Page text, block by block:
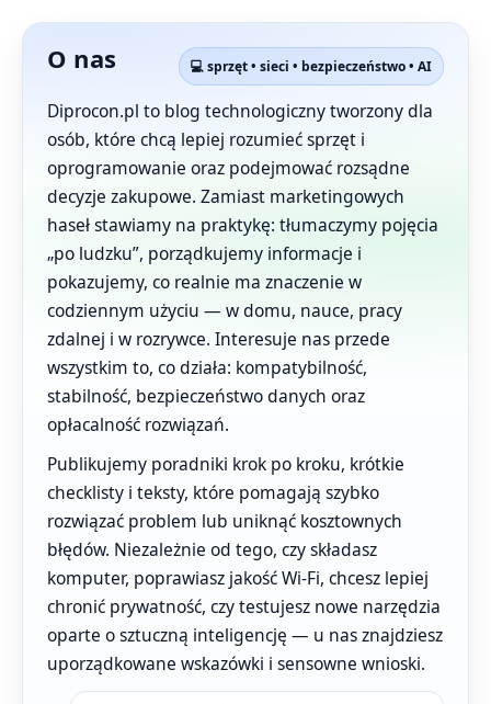
O nas 💻 sprzęt • sieci • bezpieczeństwo • AI
Diprocon.pl to blog technologiczny tworzony dla
osób, które chcą lepiej rozumieć sprzęt i
oprogramowanie oraz podejmować rozsądne
decyzje zakupowe. Zamiast marketingowych
haseł stawiamy na praktykę: tłumaczymy pojęcia
„po ludzku”, porządkujemy informacje i
pokazujemy, co realnie ma znaczenie w
codziennym użyciu — w domu, nauce, pracy
zdalnej i w rozrywce. Interesuje nas przede
wszystkim to, co działa: kompatybilność,
stabilność, bezpieczeństwo danych oraz
opłacalność rozwiązań.
Publikujemy poradniki krok po kroku, krótkie
checklisty i teksty, które pomagają szybko
rozwiązać problem lub uniknąć kosztownych
błędów. Niezależnie od tego, czy składasz
komputer, poprawiasz jakość Wi-Fi, chcesz lepiej
chronić prywatność, czy testujesz nowe narzędzia
oparte o sztuczną inteligencję — u nas znajdziesz
uporządkowane wskazówki i sensowne wnioski.